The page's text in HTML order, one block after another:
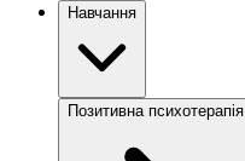
Навчання
Позитивна психотерапія